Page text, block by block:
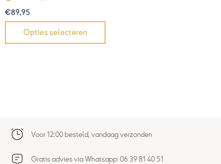
€89,95
Opties selecteren
Voor 12:00 besteld, vandaag verzonden
Gratis advies via Whatsapp: 06 39 81 40 51